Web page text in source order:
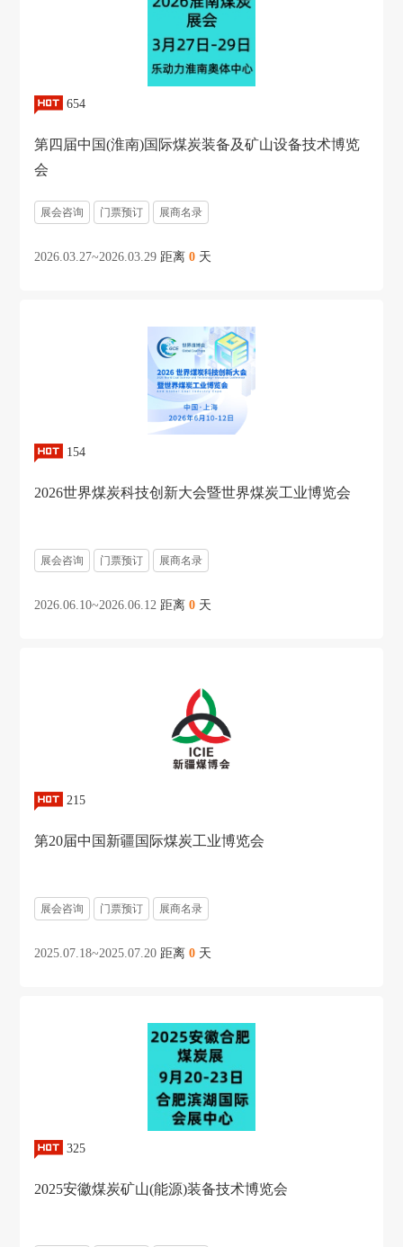
654
第四届中国(淮南)国际煤炭装备及矿山设备技术博览
会
展会咨询 门票预订 展商名录
2026.03.27~2026.03.29 距离0 天
154
2026世界煤炭科技创新大会暨世界煤炭工业博览会
展会咨询 门票预订 展商名录
2026.06.10~2026.06.12 距离0 天
215
第20届中国新疆国际煤炭工业博览会
展会咨询 门票预订 展商名录
2025.07.18~2025.07.20 距离0 天
325
2025安徽煤炭矿山(能源)装备技术博览会